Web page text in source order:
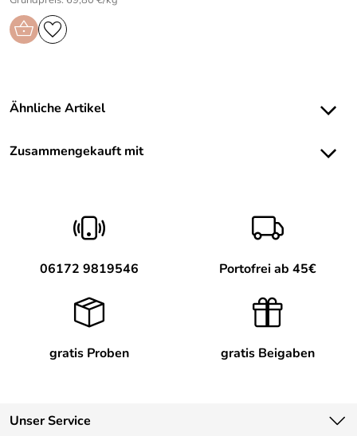
Ähnliche Artikel
Zusammengekauft mit
06172 9819546 Portofrei ab 45€
gratis Proben gratis Beigaben
Unser Service